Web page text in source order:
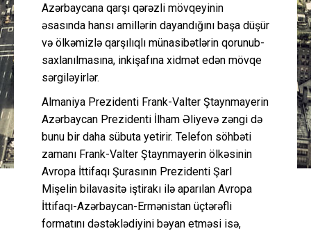
Azərbaycana qarşı qərəzli mövqeyinin
əsasında hansı amillərin dayandığını başa düşür
və ölkəmizlə qarşılıqlı münasibətlərin qorunub-
saxlanılmasına, inkişafına xidmət edən mövqe
sərgiləyirlər.
Almaniya Prezidenti Frank-Valter Ştaynmayerin
Azərbaycan Prezidenti İlham Əliyevə zəngi də
bunu bir daha sübuta yetirir. Telefon söhbəti
zamanı Frank-Valter Ştaynmayerin ölkəsinin
Avropa İttifaqı Şurasının Prezidenti Şarl
Mişelin bilavasitə iştirakı ilə aparılan Avropa
İttifaqı-Azərbaycan-Ermənistan üçtərəfli
formatını dəstəklədiyini bəyan etməsi isə,